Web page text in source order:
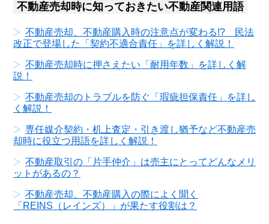
不動産売却時に知っておきたい不動産関連用語
不動産売却、不動産購入時の注意点が変わる!? 民法
改正で登場した「契約不適合責任」を詳しく解説！
不動産売却時に押さえたい「耐用年数」を詳しく解
説！
不動産売却のトラブルを防ぐ「瑕疵担保責任」を詳し
く解説！
専任媒介契約・机上査定・引き渡し猶予など不動産売
却時に役立つ用語を詳しく解説！
不動産取引の「片手仲介」は売主にとってどんなメリ
ットがあるの？
不動産売却、不動産購入の際によく聞く
「REINS（レインズ）」が果たす役割は？